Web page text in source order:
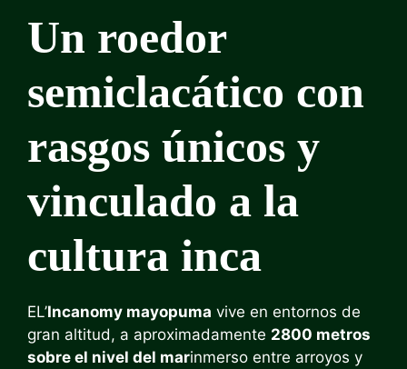
Un roedor
semiclacático con
rasgos únicos y
vinculado a la
cultura inca
EL’Incanomy mayopuma vive en entornos de
gran altitud, a aproximadamente 2800 metros
sobre el nivel del marinmerso entre arroyos y